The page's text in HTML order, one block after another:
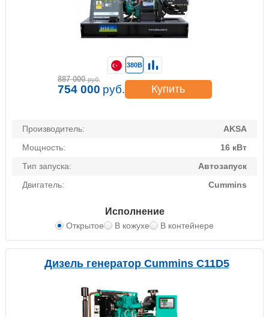
Производитель:
AKSA
Мощность:
16 кВт
Тип запуска:
Автозапуск
Двигатель:
Cummins
Исполнение
Открытое В кожухе В контейнере
380В
887 000 руб.
754 000 руб. Купить
Дизель генератор Cummins C11D5